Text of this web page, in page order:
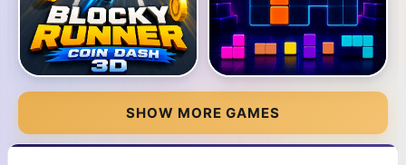
SHOW MORE GAMES